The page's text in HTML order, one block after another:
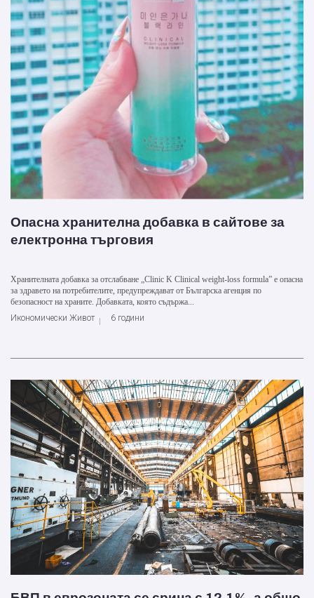
Опасна хранителна добавка в сайтове за
електронна търговия
Хранителната добавка за отслабване „Clinic K Clinical weight-loss formula” е опасна
за здравето на потребителите, предупреждават от Българска агенция по
безопасност на храните. Добавката, която съдържа...
Икономически Живот
6 години